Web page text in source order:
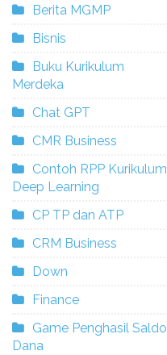
Berita MGMP
Bisnis
Buku Kurikulum
Merdeka
Chat GPT
CMR Business
Contoh RPP Kurikulum
Deep Learning
CP TP dan ATP
CRM Business
Down
Finance
Game Penghasil Saldo
Dana